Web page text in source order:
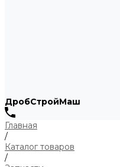
ДробСтройМаш
Главная
/
Каталог товаров
/